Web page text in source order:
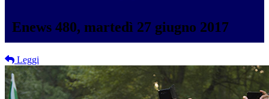
Enews 480, martedì 27 giugno 2017
Leggi